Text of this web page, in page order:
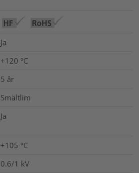
Ja
+120 °C
5 år
Smältlim
Ja
+105 °C
0.6/1 kV